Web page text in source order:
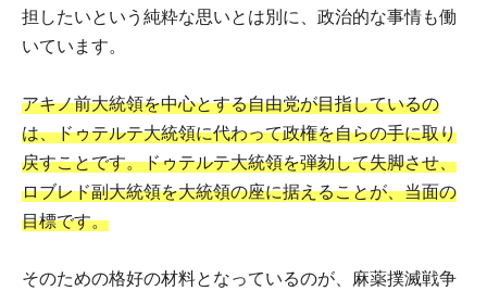
担したいという純粋な思いとは別に、政治的な事情も働
いています。
アキノ前大統領を中心とする自由党が目指しているの
は、ドゥテルテ大統領に代わって政権を自らの手に取り
戻すことです。ドゥテルテ大統領を弾劾して失脚させ、
ロブレド副大統領を大統領の座に据えることが、当面の
目標です。
そのための格好の材料となっているのが、麻薬撲滅戦争